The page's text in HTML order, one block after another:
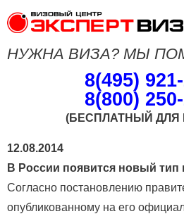
НУЖНА ВИЗА? МЫ
8(495)
8(800)
(БЕСПЛАТНЫЙ ДЛЯ
12.08.2014
В России появится новый тип
Согласно постановлению
опубликованному на его